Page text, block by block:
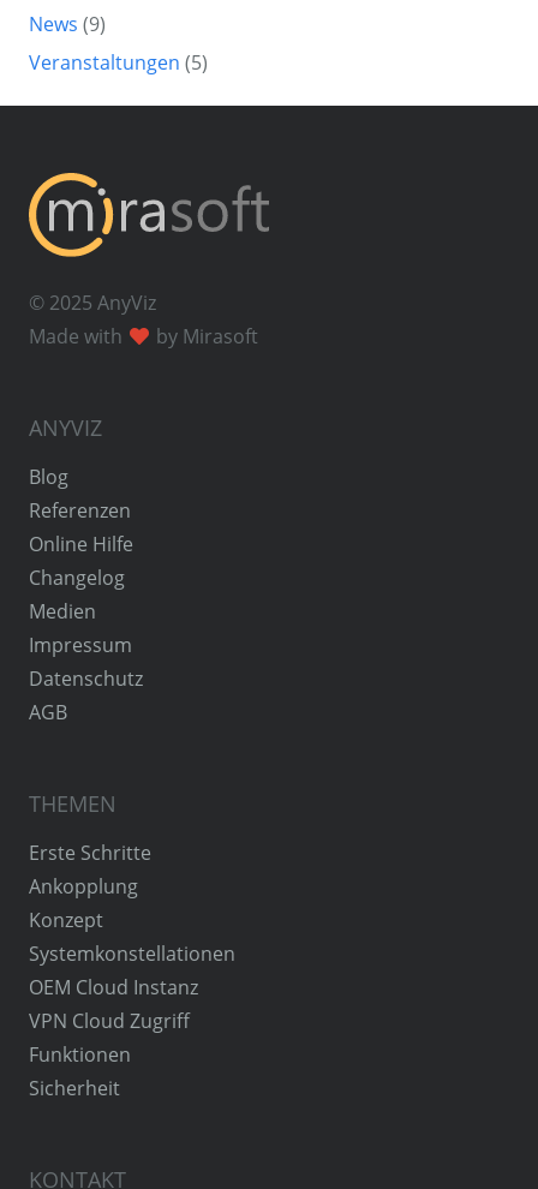
News (9)
Veranstaltungen (5)
© 2025 AnyViz
Made with
by Mirasoft
ANYVIZ
Blog
Referenzen
Online Hilfe
Changelog
Medien
Impressum
Datenschutz
AGB
THEMEN
Erste Schritte
Ankopplung
Konzept
Systemkonstellationen
OEM Cloud Instanz
VPN Cloud Zugriff
Funktionen
Sicherheit
KONTAKT